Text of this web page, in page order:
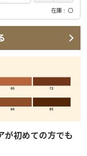
在庫 〇
初めての方でも